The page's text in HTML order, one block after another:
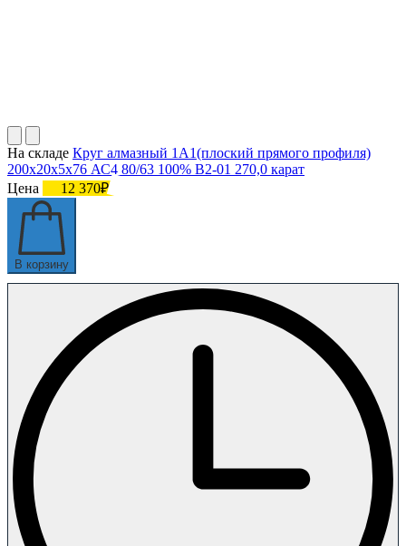
На складе Круг алмазный 1А1(плоский прямого профиля)
200х20х5х76 АС4 80/63 100% В2-01 270,0 карат
Цена
12 370₽
В корзину